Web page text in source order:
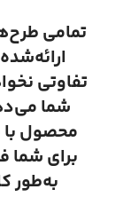
تمامی
تفاوتی
شما
محصول با
برای شما
به‌طور